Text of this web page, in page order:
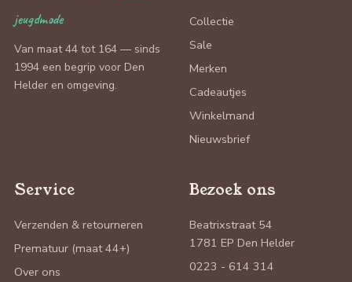
jeugdmode
Van maat 44 tot 164 — sinds
1994 een begrip voor Den
Helder en omgeving.
Collectie
Sale
Merken
Cadeautjes
Winkelmand
Nieuwsbrief
Service
Verzenden & retourneren
Prematuur (maat 44+)
Over ons
Bezoek ons
Beatrixstraat 54
1781 EP Den Helder
0223 - 614 314